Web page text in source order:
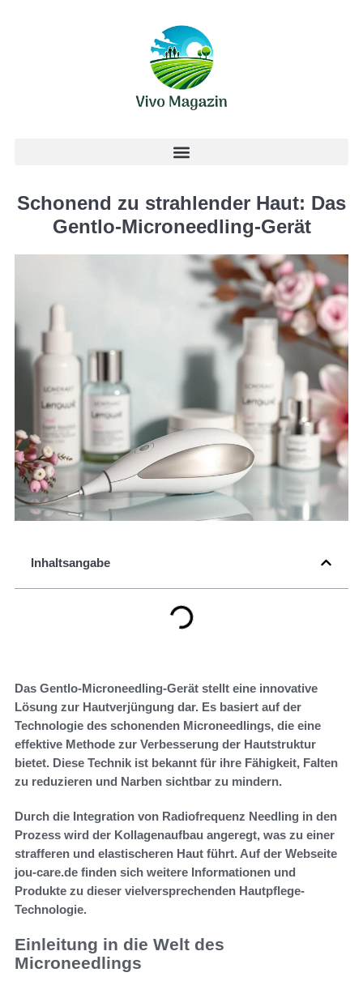
Schonend zu strahlender Haut: Das
Gentlo-Microneedling-Gerät
Inhaltsangabe
Das Gentlo-Microneedling-Gerät stellt eine innovative
Lösung zur Hautverjüngung dar. Es basiert auf der
Technologie des schonenden Microneedlings, die eine
effektive Methode zur Verbesserung der Hautstruktur
bietet. Diese Technik ist bekannt für ihre Fähigkeit, Falten
zu reduzieren und Narben sichtbar zu mindern.
Durch die Integration von Radiofrequenz Needling in den
Prozess wird der Kollagenaufbau angeregt, was zu einer
strafferen und elastischeren Haut führt. Auf der Webseite
jou-care.de finden sich weitere Informationen und
Produkte zu dieser vielversprechenden Hautpflege-
Technologie.
Einleitung in die Welt des
Microneedlings